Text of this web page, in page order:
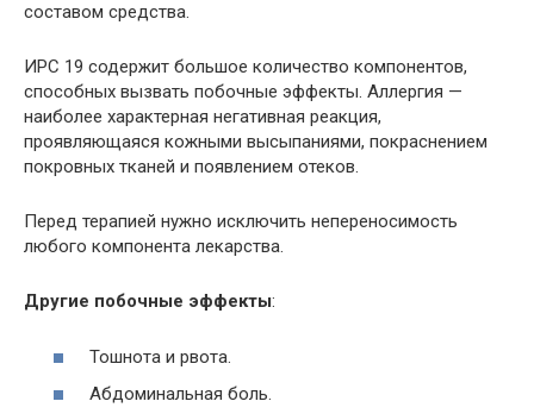
составом средства.
ИРС 19 содержит большое количество компонентов,
способных вызвать побочные эффекты. Аллергия —
наиболее характерная негативная реакция,
проявляющаяся кожными высыпаниями, покраснением
покровных тканей и появлением отеков.
Перед терапией нужно исключить непереносимость
любого компонента лекарства.
Другие побочные эффекты:
Тошнота и рвота.
Абдоминальная боль.